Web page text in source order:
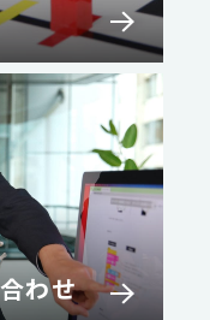
わせ